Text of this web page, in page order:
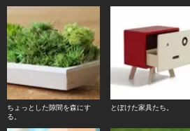
ちょっとした隙間を森にす
る。
とぼけた家具たち。